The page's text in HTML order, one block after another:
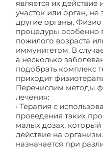
является их
участок или орган, не
другие органы.
процедуры особенно
пожилого возраста
иммунитетом. В
а несколько
подобрать комплекс
приходит
Перечислим методы
лечения:
• Терапия с
проведения таких
малых дозах,
действие на
назначается при